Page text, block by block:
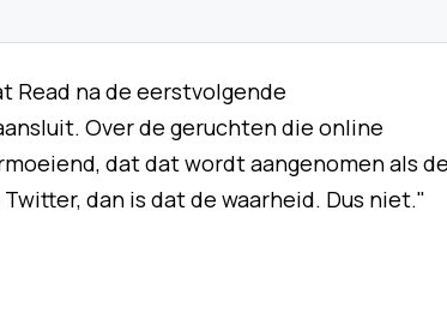
Read na de eerstvolgende
Over de geruchten die online
dat dat wordt aangenomen als
dan is dat de waarheid. Dus niet."